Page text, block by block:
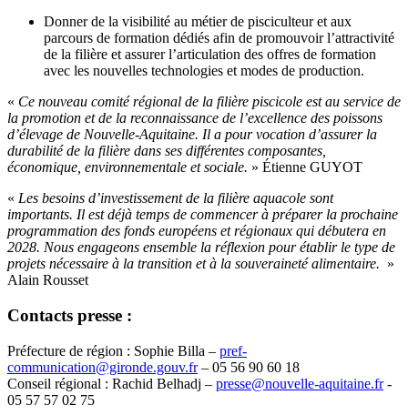
Donner de la visibilité au métier de pisciculteur et aux
parcours de formation dédiés afin de promouvoir l’attractivité
de la filière et assurer l’articulation des offres de formation
avec les nouvelles technologies et modes de production.
« Ce nouveau comité régional de la filière piscicole est au service de
la promotion et de la reconnaissance de l’excellence des poissons
d’élevage de Nouvelle-Aquitaine. Il a pour vocation d’assurer la
durabilité de la filière dans ses différentes composantes,
économique, environnementale et sociale. » Étienne GUYOT
« Les besoins d’investissement de la filière aquacole sont
importants. Il est déjà temps de commencer à préparer la prochaine
programmation des fonds européens et régionaux qui débutera en
2028. Nous engageons ensemble la réflexion pour établir le type de
projets nécessaire à la transition et à la souveraineté alimentaire. »
Alain Rousset
Contacts presse :
Préfecture de région : Sophie Billa – pref-
communication@gironde.gouv.fr– 05 56 90 60 18
Conseil régional : Rachid Belhadj – presse@nouvelle-aquitaine.fr-
05 57 57 02 75